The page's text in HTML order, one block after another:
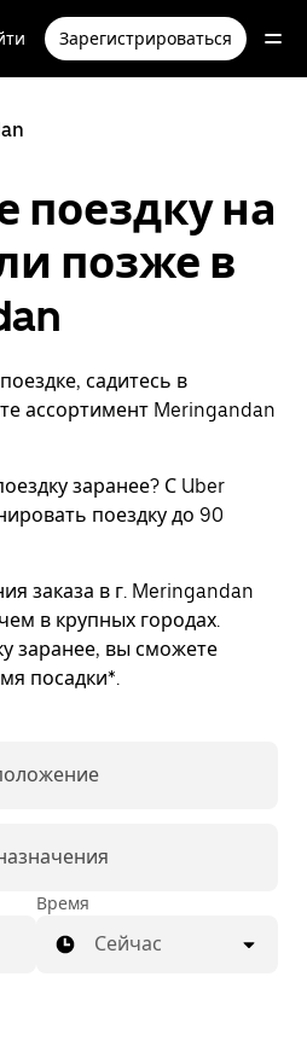
Зарегистрироваться
поездку на
позже в
садитесь в
ассортимент Meringandan
заранее? С Uber
поездку до 90
заказа в г. Meringandan
в крупных городах.
заранее, вы сможете
посадки*.
Время
Сейчас